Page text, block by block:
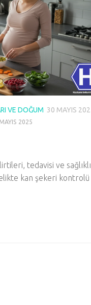
VE DOĞUM 30 MAYIS
2025
tedavisi ve sağlıklı
kan şekeri kontrolü